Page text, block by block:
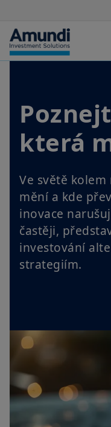
Přejít k hlavnímu
která
Ve světě
mění a kde
inovace
častěji,
investování
strategiím.